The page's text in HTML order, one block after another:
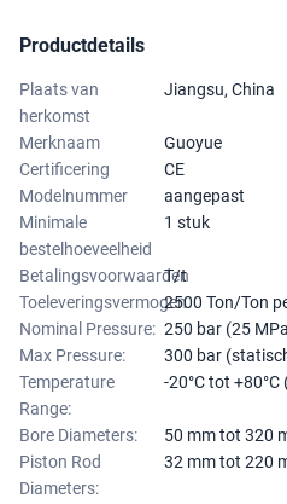
Productdetails
Plaats van
herkomst
Jiangsu, China
Merknaam
Guoyue
Certificering
CE
Modelnummer
aangepast
Minimale
bestelhoeveelheid
1 stuk
Betalingsvoorwaarden
T/t
Toeleveringsvermogen2500 Ton/Ton
Nominal Pressure: 250 bar (25
Max Pressure:
300 bar
Temperature
Range:
-20°C tot
Bore Diameters:
50 mm tot 320
Piston Rod
Diameters:
32 mm tot 220